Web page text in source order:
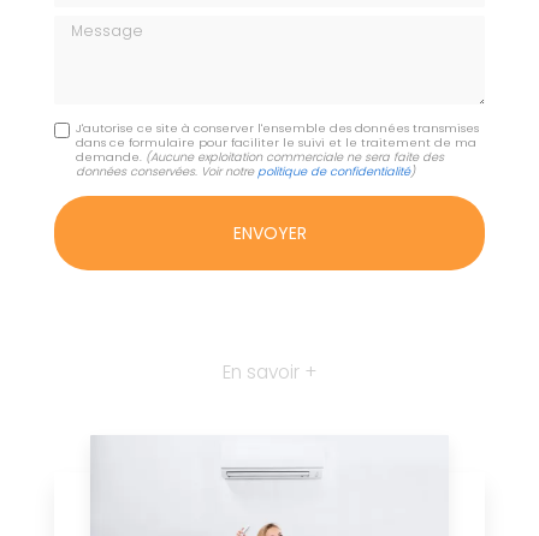
Message
J'autorise ce site à conserver l'ensemble des données transmises
dans ce formulaire pour faciliter le suivi et le traitement de ma
demande. (Aucune exploitation commerciale ne sera faite des
données conservées. Voir notrepolitique de confidentialité)
En savoir +